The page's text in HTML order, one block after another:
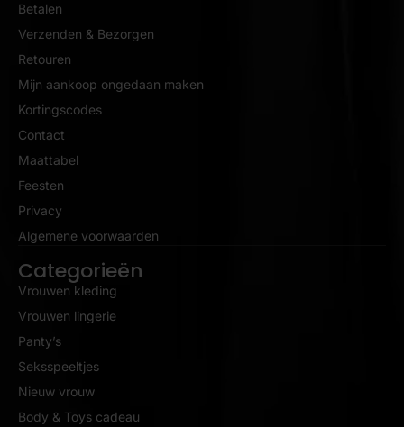
Betalen
Verzenden & Bezorgen
Retouren
Mijn aankoop ongedaan maken
Kortingscodes
Contact
Maattabel
Feesten
Privacy
Algemene voorwaarden
Categorieën
Vrouwen kleding
Vrouwen lingerie
Panty’s
Seksspeeltjes
Nieuw vrouw
Body & Toys cadeau